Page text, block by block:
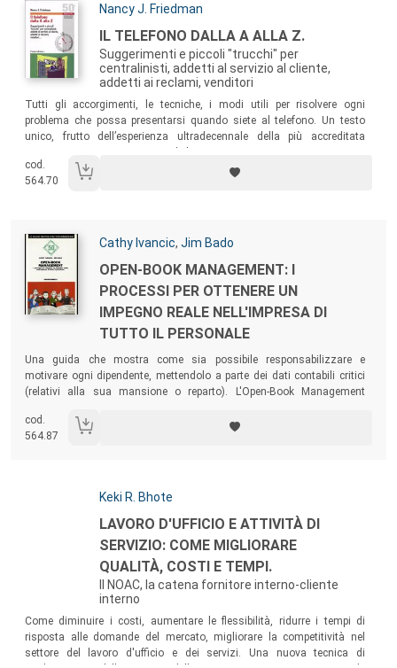
Autori:
Nancy J. Friedman
Titolo:
IL TELEFONO DALLA A ALLA Z.
Suggerimenti e piccoli "trucchi" per
centralinisti, addetti al servizio al cliente,
addetti ai reclami, venditori
Sommario:
Tutti gli accorgimenti, le tecniche, i modi utili per risolvere ogni
problema che possa presentarsi quando siete al telefono. Un testo
unico, frutto dell’esperienza ultradecennale della più accreditata
cod.
564.70
Autori:
Cathy Ivancic, Jim Bado
Titolo:
OPEN-BOOK MANAGEMENT: I
PROCESSI PER OTTENERE UN
IMPEGNO REALE NELL'IMPRESA DI
TUTTO IL PERSONALE
Una guida che mostra come sia possibile responsabilizzare e
motivare ogni dipendente, mettendolo a parte dei dati contabili critici
(relativi alla sua mansione o reparto). L'Open-Book Management
nell'impresa da parte di tutto il personale, trasformando i "dipendenti"
in "partner"!
cod.
564.87
Autori:
Keki R. Bhote
Titolo:
LAVORO D'UFFICIO E ATTIVITÀ DI
SERVIZIO: COME MIGLIORARE
QUALITÀ, COSTI E TEMPI.
Il NOAC, la catena fornitore interno-cliente
interno
Sommario:
Come diminuire i costi, aumentare le flessibilità, ridurre i tempi di
risposta alle domande del mercato, migliorare la competitività nel
settore del lavoro d'ufficio e dei servizi. Una nuova tecnica di